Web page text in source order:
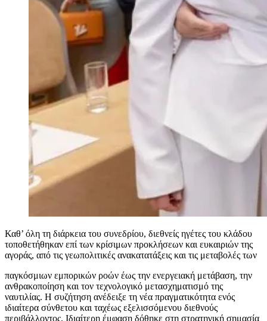
Καθ’ όλη τη διάρκεια του συνεδρίου, διεθνείς ηγέτες του κλάδου
τοποθετήθηκαν επί των κρίσιμων προκλήσεων και ευκαιριών της
αγοράς, από τις γεωπολιτικές ανακατατάξεις και τις μεταβολές των
παγκόσμιων εμπορικών ροών έως την ενεργειακή μετάβαση, την
ανθρακοποίηση και τον τεχνολογικό μετασχηματισμό της
ναυτιλίας. Η συζήτηση ανέδειξε τη νέα πραγματικότητα ενός
ιδιαίτερα σύνθετου και ταχέως εξελισσόμενου διεθνούς
περιβάλλοντος. Ιδιαίτερη έμφαση δόθηκε στη στρατηγική σημασία